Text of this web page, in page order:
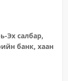
Эх салбар,
банк, хаан